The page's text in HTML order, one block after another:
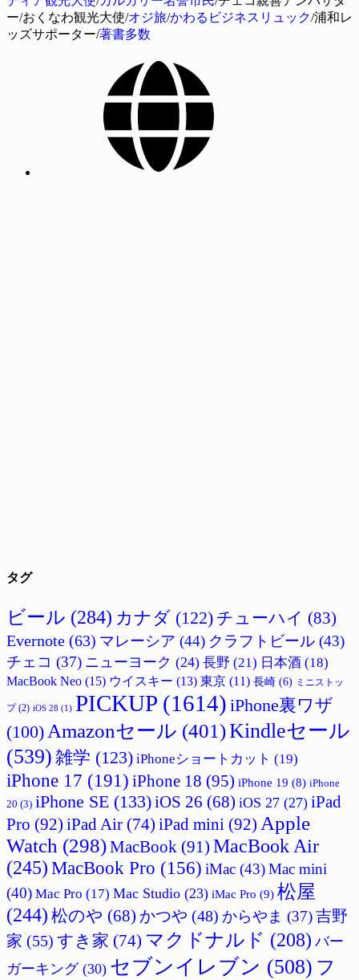
ー/おくなわ観光大使/オジ旅/かわるビジネスリュック/浦和レ
ッズサポーター/著書多数
タグ
ビール (284) カナダ (122) チューハイ (83)
Evernote (63) マレーシア (44) クラフトビール (43)
チェコ (37) ニューヨーク (24) 長野 (21) 日本酒 (18)
MacBook Neo (15) ウイスキー (13) 東京 (11) 長崎 (6) ミニストッ
プ(2) iOS 28 (1) PICKUP (1614) iPhone裏ワザ
(100) Amazonセール (401)Kindleセール
(539) 雑学 (123) iPhoneショートカット (19)
iPhone 17 (191) iPhone 18 (95) iPhone 19 (8) iPhone
20 (3) iPhone SE (133)iOS 26 (68) iOS 27 (27) iPad
Pro (92) iPad Air (74) iPad mini (92) Apple
Watch (298)MacBook (91) MacBook Air
(245) MacBook Pro (156) iMac (43)Mac mini
(40) Mac Pro (17) Mac Studio (23) iMac Pro (9) 松屋
(244) 松のや (68) かつや (48) からやま (37)吉野
家 (55) すき家 (74) マクドナルド (208) バー
ガーキング(30) セブンイレブン (508) フ